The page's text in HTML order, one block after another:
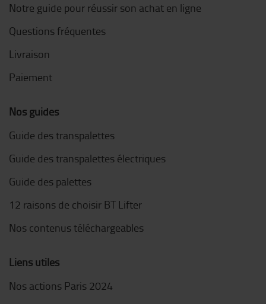
Notre guide pour réussir son achat en ligne
Questions fréquentes
Livraison
Paiement
Nos guides
Guide des transpalettes
Guide des transpalettes électriques
Guide des palettes
12 raisons de choisir BT Lifter
Nos contenus téléchargeables
Liens utiles
Nos actions Paris 2024